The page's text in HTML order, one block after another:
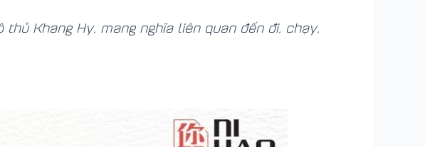
Khang Hy, mang nghĩa liên quan đến đi, chạy,